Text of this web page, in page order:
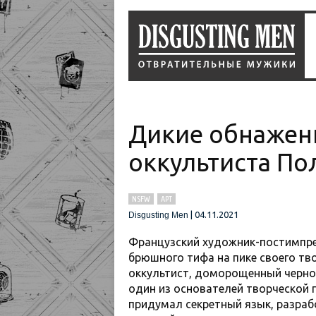
Дикие
оккультиста
NSFW
АРТ
Disgusting Men
04.11.2021
Французский художник-
брюшного тифа на пике своего
оккультист, доморощенный
один из основателей
придумал секретный язык,